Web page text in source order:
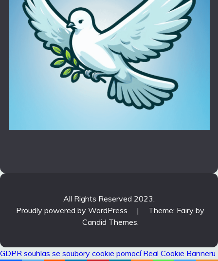
All Rights Reserved 2023.
Proudly powered by WordPress
|
Theme: Fairy by
Candid Themes.
GDPR souhlas se soubory cookie pomocí Real Cookie Banneru